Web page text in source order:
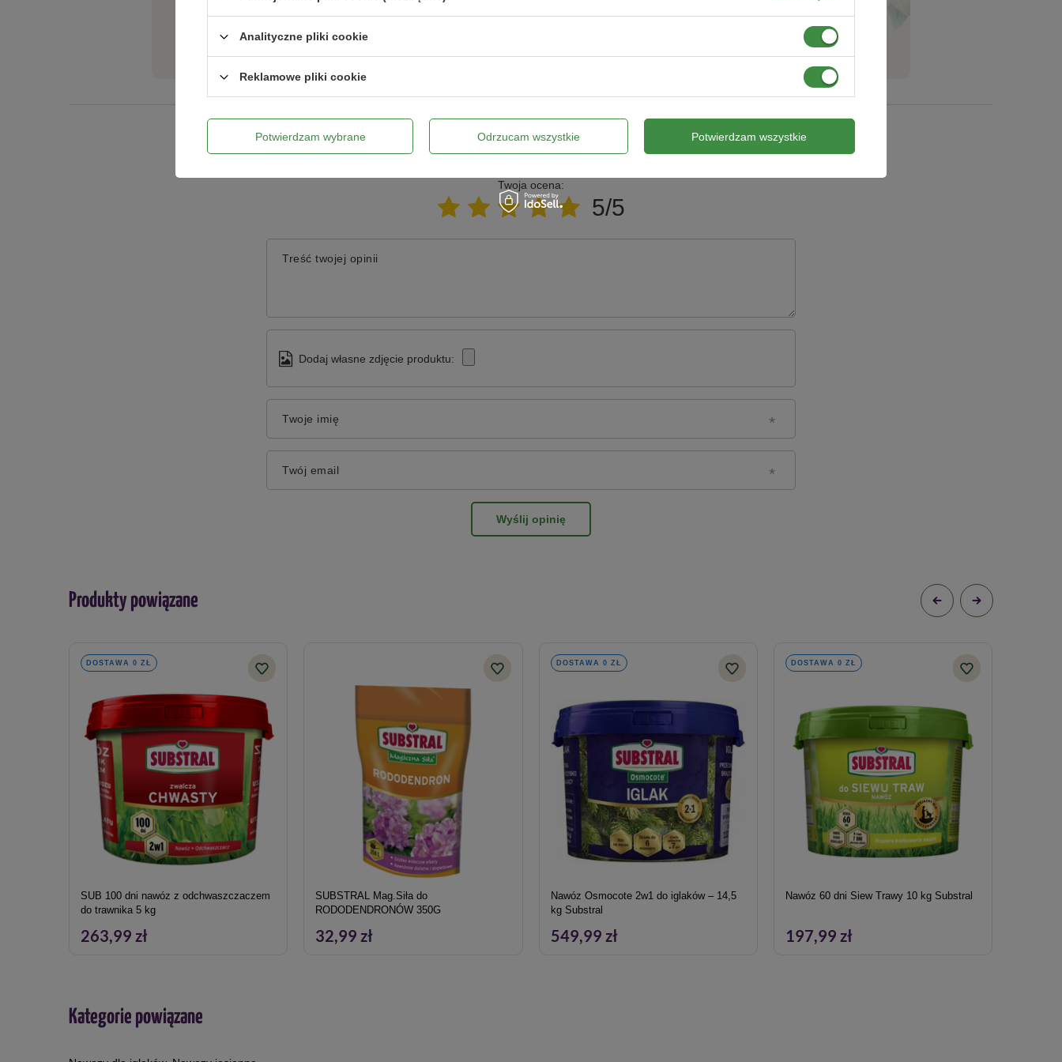
Jeżeli powyższy opis jest dla Ciebie niewystarczający, prześlij nam swoje pytanie odnośnie
ZADAJ PYTANIE
Napisz swoją opinię
Twoja ocena:
5/5
Treść twojej opinii
Dodaj własne zdjęcie produktu:
Twoje imię
Twój email
Wyślij opinię
Produkty powiązane
DOSTAWA 0 ZŁ
SUB 100 dni nawóz z odchwaszczaczem
do trawnika 5 kg
263,99 zł
SUBSTRAL Mag.Siła do
RODODENDRONÓW 350G
32,99 zł
DOSTAWA 0 ZŁ
Nawóz Osmocote 2w1 do iglaków – 14,5
kg Substral
549,99 zł
DOSTAWA 0 ZŁ
Nawóz 60 dni Siew Trawy 10 kg Substral
197,99 zł
Kategorie powiązane
Analityczne pliki cookie
Reklamowe pliki cookie
Potwierdzam wybrane Odrzucam wszystkie Potwierdzam wszystkie